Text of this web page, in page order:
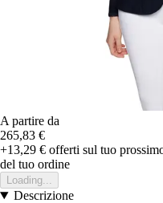
A partire da
265,83 €
+13,29 € offerti sul tuo
del tuo ordine
Loading...
Descrizione